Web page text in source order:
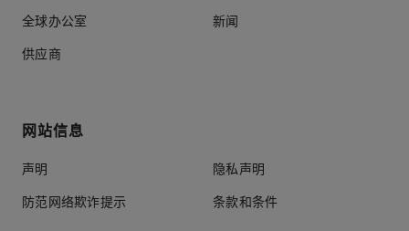
全球办公室 新闻
供应商
网站信息
声明 隐私声明
防范网络欺诈提示 条款和条件